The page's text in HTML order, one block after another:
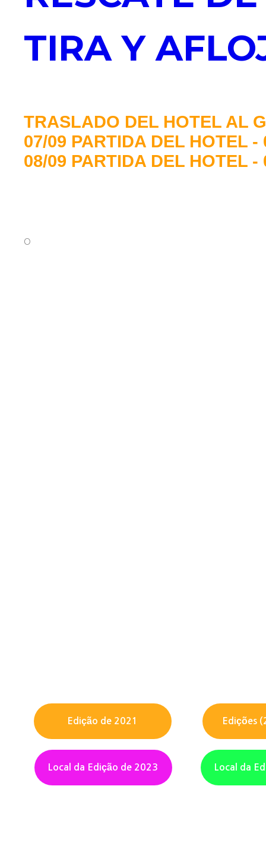
TIRA Y
TRASLADO DEL HOTEL AL
07/09 PARTIDA DEL HOTEL
08/09 PARTIDA DEL HOTEL
O
Edições
Edição de 2021
Local da
Local da Edição de 2023